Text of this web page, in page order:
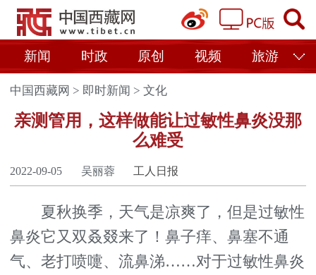
新闻 时政 原创 视频 旅游
中国西藏网 > 即时新闻 >文化
亲测管用，这样做能让过敏性鼻炎没那
么难受
2022-09-05 吴丽蓉 工人日报
夏秋换季，天气是凉爽了，但是过敏性
鼻炎它又双叒叕来了！鼻子痒、鼻塞不通
气、老打喷嚏、流鼻涕……对于过敏性鼻炎